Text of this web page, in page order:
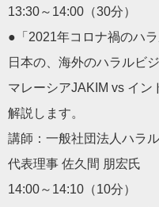
13:30～14:00（30分）
●「2021年コロナ禍のハ
日本の、海外のハラルビ
マレーシアJAKIM vs イン
解説します。
講師：一般社団法人ハラ
代表理事 佐久間 朋宏氏
14:00～14:10（10分）